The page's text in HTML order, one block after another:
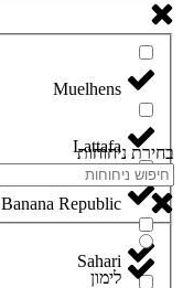
Lattafa
Banana Republic
Sahari
בחירת ניחוחות
לימון